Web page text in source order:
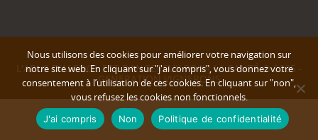
L'ABUS D'ALCOOL EST DANGEREUX POUR LA SANTÉ © 2025 -
GENERATION VIGNERONS
Nous utilisons des cookies pour améliorer votre navigation sur
notre site web. En cliquant sur "j'ai compris", vous donnez votre
consentement à l’utilisation de ces cookies. En cliquant sur "non",
vous refusez les cookies non fonctionnels.
J'ai compris Non Politique de confidentialité